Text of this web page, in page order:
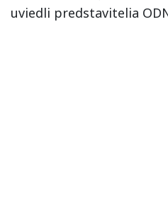
uviedli predstavitelia